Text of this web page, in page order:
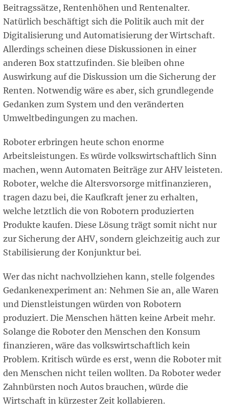
Beitragssätze, Rentenhöhen und Rentenalter.
Natürlich beschäftigt sich die Politik auch mit der
Digitalisierung und Automatisierung der Wirtschaft.
Allerdings scheinen diese Diskussionen in einer
anderen Box stattzufinden. Sie bleiben ohne
Auswirkung auf die Diskussion um die Sicherung der
Renten. Notwendig wäre es aber, sich grundlegende
Gedanken zum System und den veränderten
Umweltbedingungen zu machen.
Roboter erbringen heute schon enorme
Arbeitsleistungen. Es würde volkswirtschaftlich Sinn
machen, wenn Automaten Beiträge zur AHV leisteten.
Roboter, welche die Altersvorsorge mitfinanzieren,
tragen dazu bei, die Kaufkraft jener zu erhalten,
welche letztlich die von Robotern produzierten
Produkte kaufen. Diese Lösung trägt somit nicht nur
zur Sicherung der AHV, sondern gleichzeitig auch zur
Stabilisierung der Konjunktur bei.
Wer das nicht nachvollziehen kann, stelle folgendes
Gedankenexperiment an: Nehmen Sie an, alle Waren
und Dienstleistungen würden von Robotern
produziert. Die Menschen hätten keine Arbeit mehr.
Solange die Roboter den Menschen den Konsum
finanzieren, wäre das volkswirtschaftlich kein
Problem. Kritisch würde es erst, wenn die Roboter mit
den Menschen nicht teilen wollten. Da Roboter weder
Zahnbürsten noch Autos brauchen, würde die
Wirtschaft in kürzester Zeit kollabieren.